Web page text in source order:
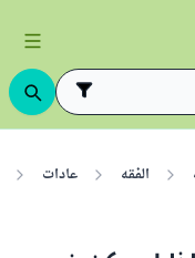
الفقه عادات